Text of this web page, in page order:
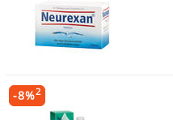
-8%2